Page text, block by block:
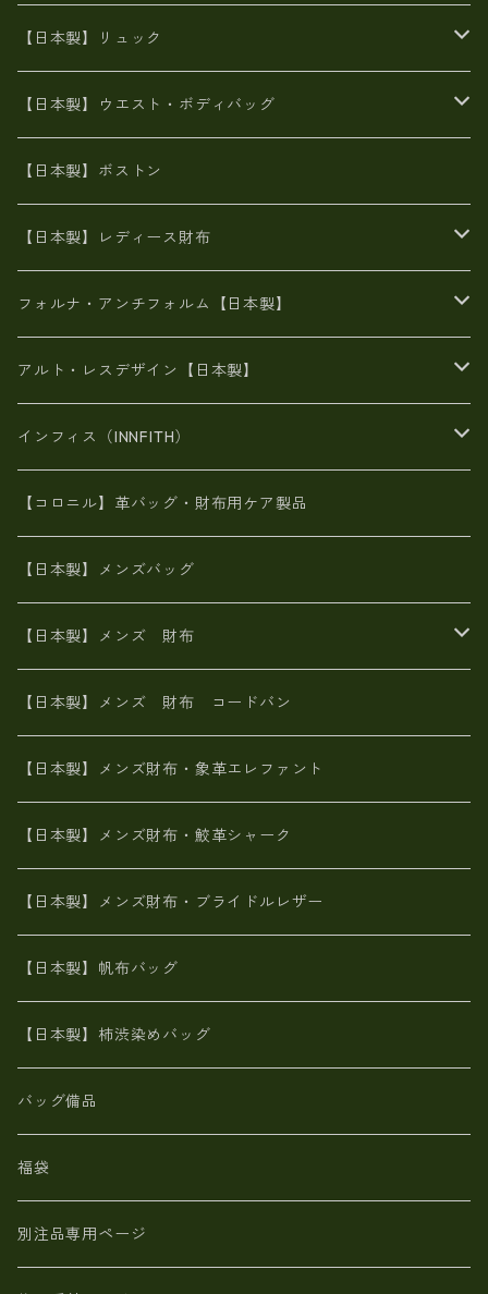
牛革製品リュック
8号帆布
豊岡製
ヌメ革バッグ
Ａ3サイズ
オイルレザー
エナメル
がま口
リネン
メタリック
スエード
漂流ロープバッグ
6号蝋引き帆布
火山灰染めバッグ
8号帆布
財布ポシェット
牛革
メタリック
オイルレザー
６号蝋引き帆布
豊岡製品
エナメルクロコ
がま口
斜め掛け
【日本製】リュック
帆布
豊岡
豊岡製
牛革
日本製
【日本製】ウエスト・ボディバッグ
帆布
【日本製】ボストン
【日本製】レディース財布
二つ折り財布
がま口財布
スペインレザー
メタリック
長財布
スペインレザー
佐賀牛革
革友禅染め
ポーテッド
L字ファスナー財布
スペインレザー
革友禅染め
メタリック
ポーチ
ヌメ革
革友禅染め
財布ショルダー
ヌメ革
がま口財布
革友禅染め
山羊革
火山灰染め
名刺入れ・キーケース、他
フォルナ・アンチフォルム【日本製】
BAG
財布・小物
アルト・レスデザイン【日本製】
BAG
財布・小物
インフィス（INNFITH）
BAG
財布・小物
【コロニル】革バッグ・財布用ケア製品
【日本製】メンズバッグ
【日本製】メンズ 財布
象革エレファント【日本製】メンズ 財布
鮫革シャーク【日本製】メンズ 財布
ブライドルレザー【日本製】メンズ 財布
MAISON de HIROAN 【日本製】メンズ 財布
栃木レザー 【日本製】メンズ 財布
革小物・財布【日本製】メンズ レディース
【日本製】メンズ 財布 アザラシ革(シールスキン)
【日本製】メンズ 財布 コードバン
【日本製】メンズ財布・象革エレファント
【日本製】メンズ財布・鮫革シャーク
【日本製】メンズ財布・ブライドルレザー
【日本製】帆布バッグ
【日本製】柿渋染めバッグ
バッグ備品
福袋
別注品専用ページ